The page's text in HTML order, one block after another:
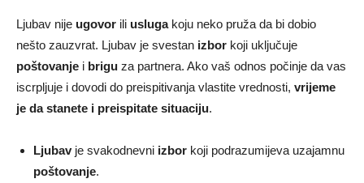
Ljubav nije ugovor ili uslugakoju neko pruža da bi dobio
nešto zauzvrat. Ljubav je svestan izbor koji uključuje
poštovanje i brigu za partnera. Ako vaš odnos počinje da vas
iscrpljuje i dovodi do preispitivanja vlastite vrednosti, vrijeme
je da stanete i preispitate situaciju.
Ljubavje svakodnevni izbor koji podrazumijeva uzajamnu
poštovanje.